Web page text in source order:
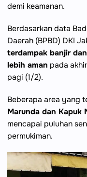
demi keamanan.
Berdasarkan data
Daerah (BPBD) DKI
terdampak banjir
lebih aman pada
pagi (1/2).
Beberapa area yang
Marunda dan Kapuk
mencapai puluhan
permukiman.